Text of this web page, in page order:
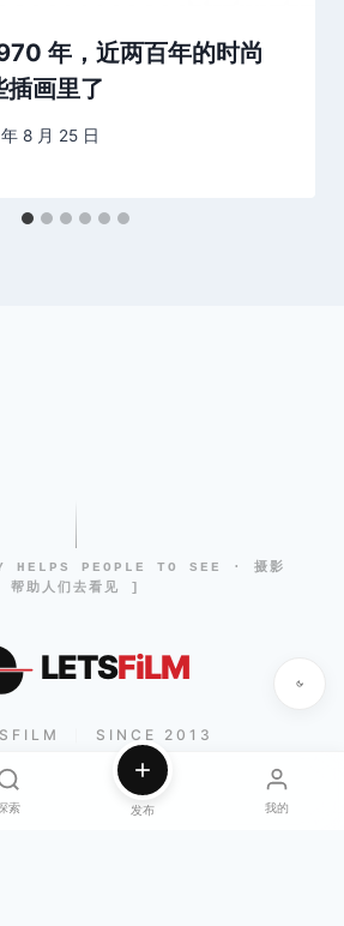
年，近两百年的时尚
插画里了
8 月 25 日
HELPS PEOPLE TO SEE · 摄影
帮助人们去看见 ]
LETSFiLM
SINCE 2013
索 发布 我的